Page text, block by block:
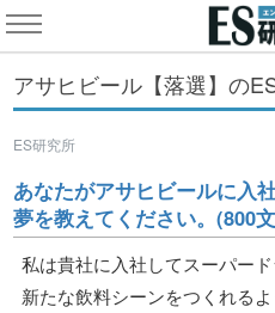
アサヒビール【落選】の
ES研究所
あなたがアサヒビールに入
夢を教えてください。(800
私は貴社に入社してスーパー
新たな飲料シーンをつくれる